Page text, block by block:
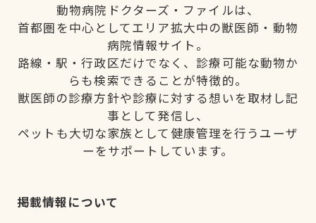
動物病院ドクターズ・ファイルは、
首都圏を中心としてエリア拡大中の獣医師・動物
病院情報サイト。
路線・駅・行政区だけでなく、診療可能な動物か
らも検索できることが特徴的。
獣医師の診療方針や診療に対する想いを取材し記
事として発信し、
ペットも大切な家族として健康管理を行うユーザ
ーをサポートしています。
掲載情報について